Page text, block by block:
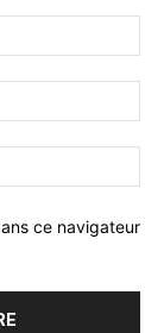
:*
:*
:
ce navigateur